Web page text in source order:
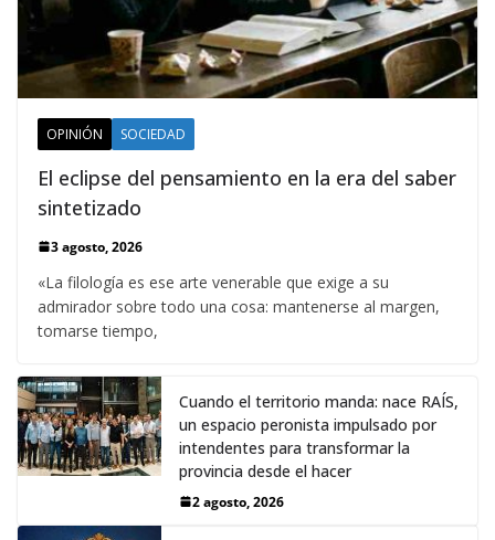
OPINIÓN SOCIEDAD
El eclipse del pensamiento en la era del saber
sintetizado
3 agosto, 2026
«La filología es ese arte venerable que exige a su
admirador sobre todo una cosa: mantenerse al margen,
tomarse tiempo,
Cuando el territorio manda: nace RAÍS,
un espacio peronista impulsado por
intendentes para transformar la
provincia desde el hacer
2 agosto, 2026